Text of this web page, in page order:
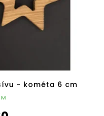
- kométa 6 cm